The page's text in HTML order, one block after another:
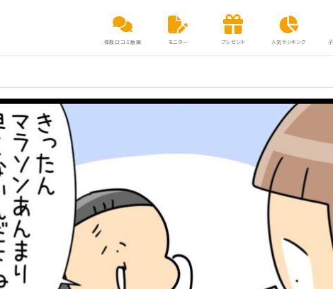
体験口コミ動画 モニター プレゼント 人気ランキング